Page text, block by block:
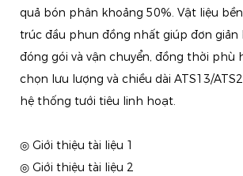
quả bón phân khoảng 50%. Vật liệu
trúc đầu phun đồng nhất giúp đơn giản
đóng gói và vận chuyển, đồng thời phù
chọn lưu lượng và chiều dài ATS13/
hệ thống tưới tiêu linh hoạt.
◎ Giới thiệu tài liệu 1
◎ Giới thiệu tài liệu 2